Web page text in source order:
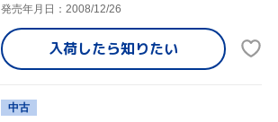
発売年月日：2008/12/26
入荷したら知りたい
中古